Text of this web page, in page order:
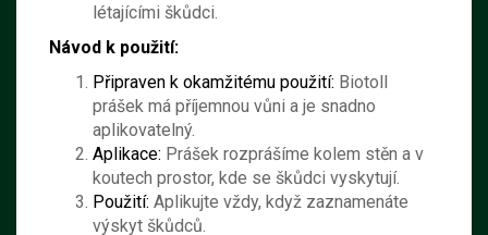
létajícími škůdci.
Návod k použití:
Připraven k okamžitému použití: Biotoll
prášek má příjemnou vůni a je snadno
aplikovatelný.
Aplikace: Prášek rozprášíme kolem stěn a v
koutech prostor, kde se škůdci vyskytují.
Použití: Aplikujte vždy, když zaznamenáte
výskyt škůdců.